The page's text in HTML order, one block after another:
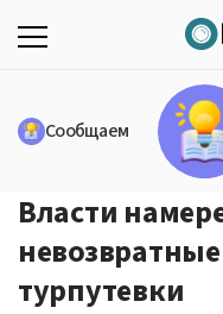
Сообщаем
Власти
турпутевки